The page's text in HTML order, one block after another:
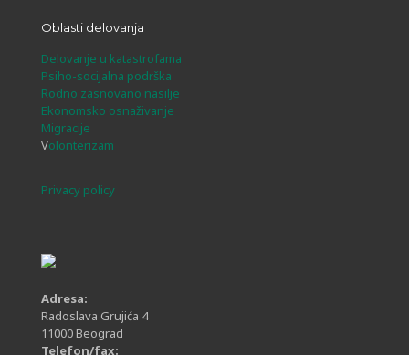
Oblasti delovanja
Delovanje u katastrofama
Psiho-socijalna podrška
Rodno zasnovano nasilje
Ekonomsko osnaživanje
Migracije
Volonterizam
Privacy policy
Adresa:
Radoslava Grujića 4
11000 Beograd
Telefon/fax: